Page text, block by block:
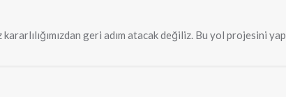
geri adım atacak değiliz. Bu yol projesini